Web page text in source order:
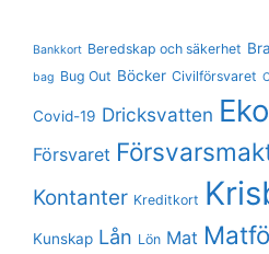
Bankkort Beredskap och säkerhet
bag Bug Out Böcker Civilförsvaret
Covid-19 Dricksvatten
Försvaret
Kontanter Kreditkort
Kunskap Lån Lön Mat